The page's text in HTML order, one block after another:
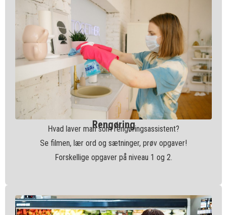
Rengøring
Hvad laver man som rengøringsassistent?
Se filmen, lær ord og sætninger, prøv opgaver!
Forskellige opgaver på niveau 1 og 2.